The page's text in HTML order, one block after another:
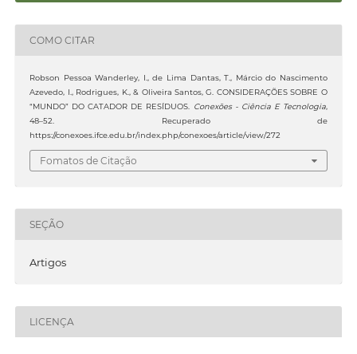
COMO CITAR
Robson Pessoa Wanderley, I., de Lima Dantas, T., Márcio do Nascimento
Azevedo, I., Rodrigues, K., & Oliveira Santos, G. CONSIDERAÇÕES SOBRE O
“MUNDO” DO CATADOR DE RESÍDUOS.
Conexões - Ciência E Tecnologia,
48–52. Recuperado de
https://conexoes.ifce.edu.br/index.php/conexoes/article/view/272
Fomatos de Citação
SEÇÃO
Artigos
LICENÇA